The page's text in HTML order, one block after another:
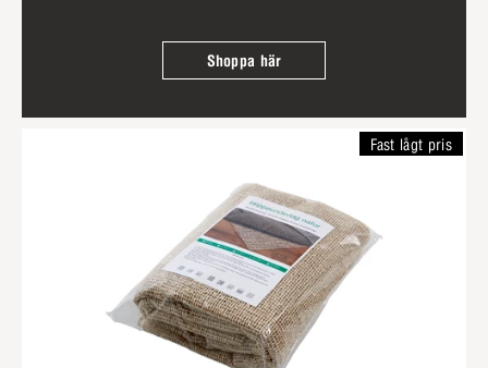
Shoppa här
Fast lågt pris